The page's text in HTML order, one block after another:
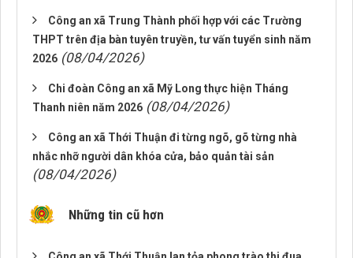
Công an xã Trung Thành phối hợp với các Trường
THPT trên địa bàn tuyên truyền, tư vấn tuyển sinh năm
2026 (08/04/2026)
Chi đoàn Công an xã Mỹ Long thực hiện Tháng
Thanh niên năm 2026 (08/04/2026)
Công an xã Thới Thuận đi từng ngõ, gõ từng nhà
nhắc nhỡ người dân khóa cửa, bảo quản tài sản
(08/04/2026)
Những tin cũ hơn